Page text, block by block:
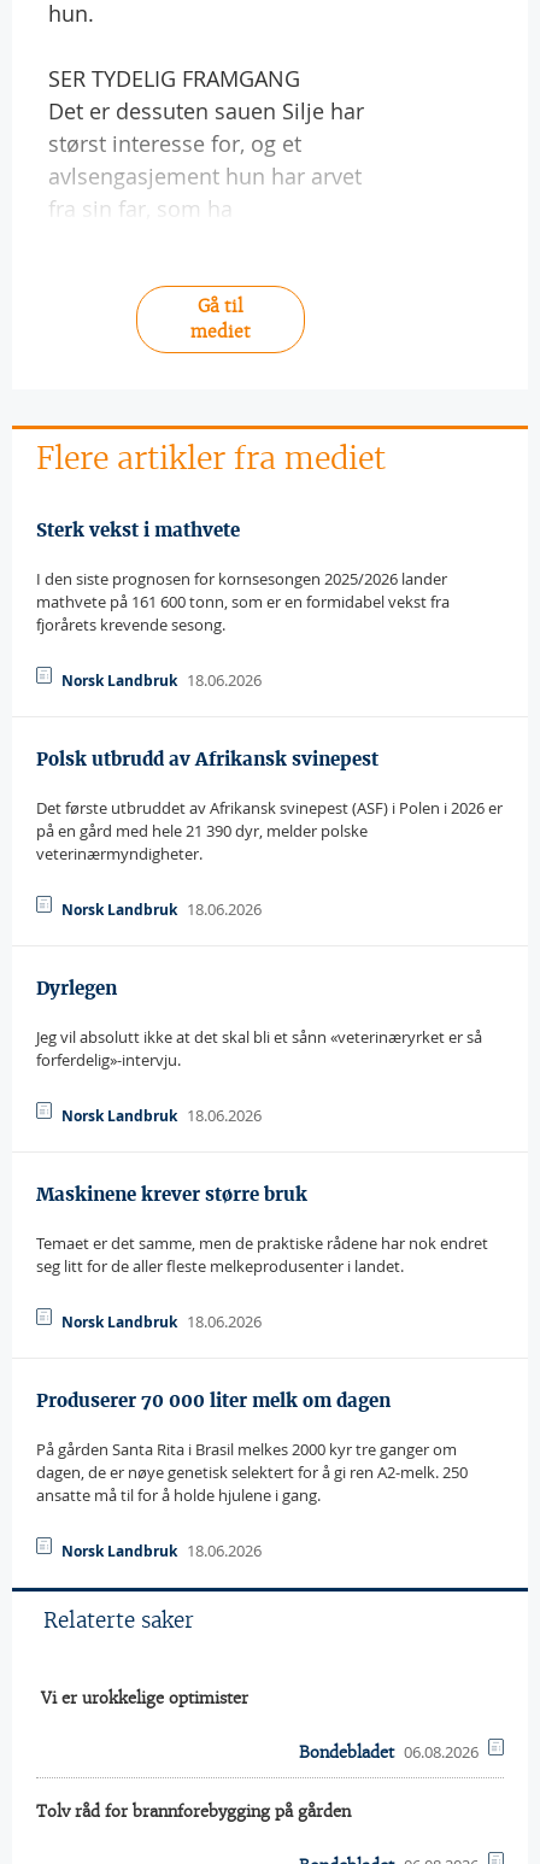
hun.
SER TYDELIG FRAMGANG
Det er dessuten sauen Silje har
størst interesse for, og et
avlsengasjement hun har arvet
fra sin far, som ha
Gå til
mediet
Flere artikler fra mediet
Sterk vekst i mathvete
I den siste prognosen for kornsesongen 2025/2026 lander
mathvete på 161 600 tonn, som er en formidabel vekst fra
fjorårets krevende sesong.
Norsk Landbruk 18.06.2026
Polsk utbrudd av Afrikansk svinepest
Det første utbruddet av Afrikansk svinepest (ASF) i Polen i 2026 er
på en gård med hele 21 390 dyr, melder polske
veterinærmyndigheter.
Norsk Landbruk 18.06.2026
Dyrlegen
Jeg vil absolutt ikke at det skal bli et sånn «veterinæryrket er så
forferdelig»-intervju.
Norsk Landbruk 18.06.2026
Maskinene krever større bruk
Temaet er det samme, men de praktiske rådene har nok endret
seg litt for de aller fleste melkeprodusenter i landet.
Norsk Landbruk 18.06.2026
Produserer 70 000 liter melk om dagen
På gården Santa Rita i Brasil melkes 2000 kyr tre ganger om
dagen, de er nøye genetisk selektert for å gi ren A2-melk. 250
ansatte må til for å holde hjulene i gang.
Norsk Landbruk 18.06.2026
Relaterte saker
 Vi er urokkelige optimister
Bondebladet 06.08.2026
Tolv råd for brannforebygging på gården